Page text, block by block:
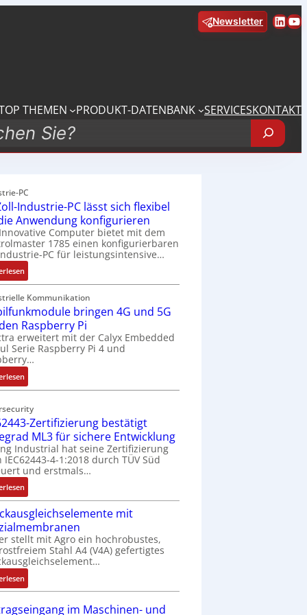
Newsletter
THEMEN PRODUKT-DATENBANK SERVICESKONTAKT
PC
Industrie-PC lässt sich flexibel
Anwendung konfigurieren
Computer bietet mit dem
1785 einen konfigurierbaren
PC für leistungsintensive…
:
1
9
-
Z
o
l
l
-
I
d
u
s
t
r
i
e
P
C
l
ä
s
s
s
Kommunikation
bringen 4G und 5G
Raspberry Pi
erweitert mit der Calyx Embedded
Serie Raspberry Pi 4 und
:
M
b
i
l
f
u
n
k
o
d
u
l
e
b
i
Zertifizierung bestätigt
ML3 für sichere Entwicklung
Industrial hat seine Zertifizierung
IEC62443-4-1:2018 durch TÜV Süd
und erstmals…
:
I
E
C
6
2
4
4
3
mit
stellt mit Agro ein hochrobustes,
Stahl A4 (V4A) gefertigtes
:
D
im Maschinen- und